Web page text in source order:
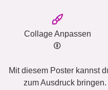
Collage Anpassen
Mit diesem Poster kannst
zum Ausdruck